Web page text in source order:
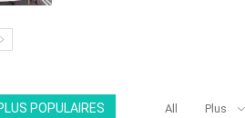
POPULAIRES All Plus